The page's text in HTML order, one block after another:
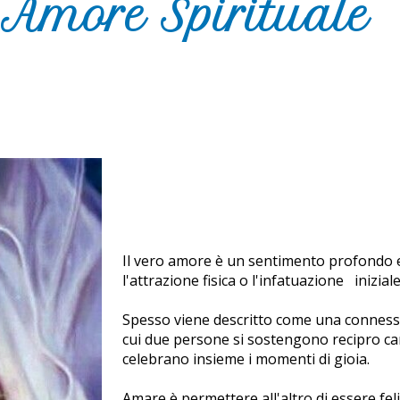
Amore Spirituale
Il vero amore è un sentimento profondo
l'attrazione fisica o l'infatuazione
Spesso viene descritto come una
cui due persone si sostengono recipro
celebrano insieme i momenti di gioia.